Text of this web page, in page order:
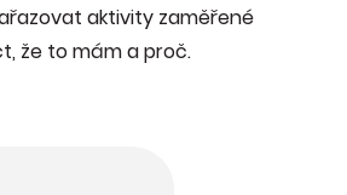
aktivity zaměřené
že to mám a proč.